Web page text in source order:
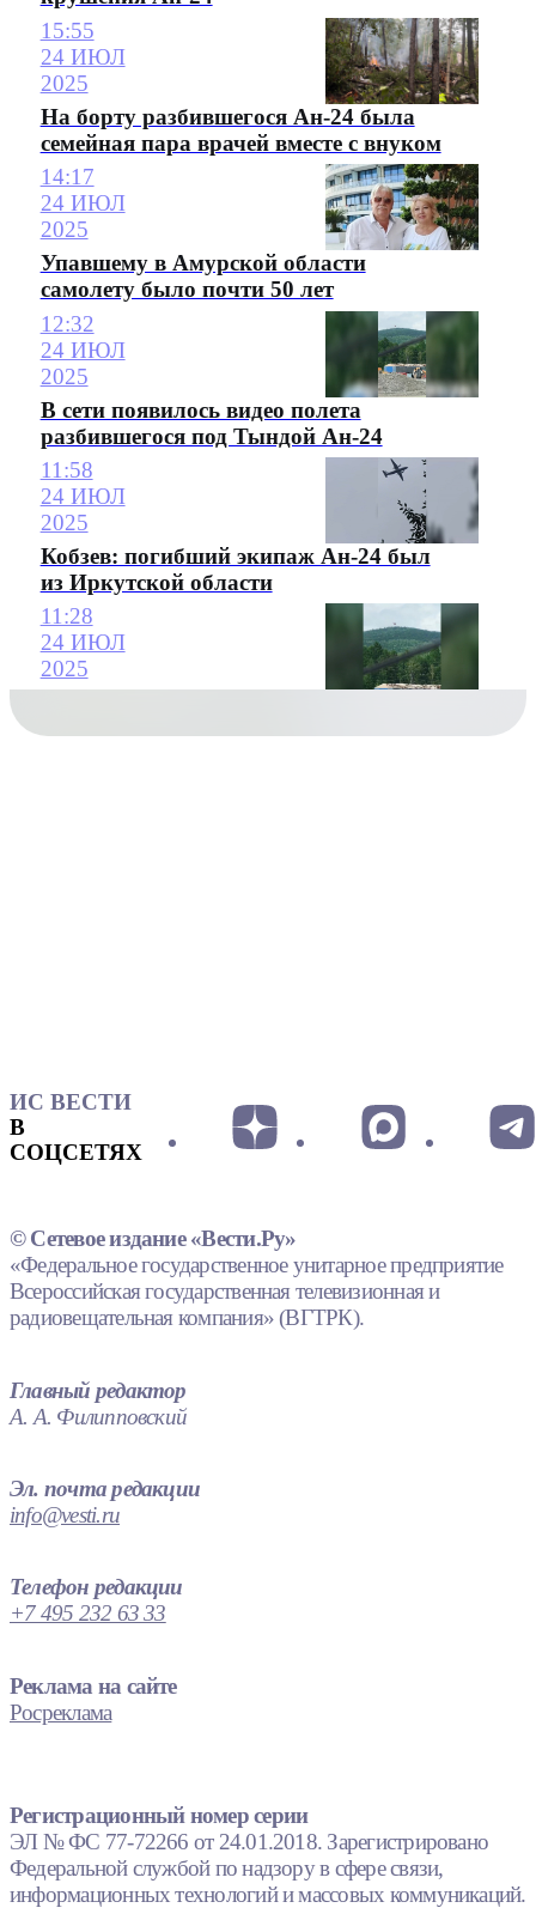
15:55
24 ИЮЛ
2025
На борту разбившегося Ан-24 была
семейная пара врачей вместе с внуком
14:17
24 ИЮЛ
2025
Упавшему в Амурской области
самолету было почти 50 лет
12:32
24 ИЮЛ
2025
В сети появилось видео полета
разбившегося под Тындой Ан-24
11:58
24 ИЮЛ
2025
Кобзев: погибший экипаж Ан-24 был
из Иркутской области
11:28
24 ИЮЛ
2025
ИС ВЕСТИ
В
СОЦСЕТЯХ
© Сетевое издание «Вести.Ру»
«Федеральное государственное унитарное предприятие
Всероссийская государственная телевизионная и
радиовещательная компания» (ВГТРК).
Главный редактор
А. А. Филипповский
Эл. почта редакции
info@vesti.ru
Телефон редакции
+7 495 232 63 33
Реклама на сайте
Росреклама
Регистрационный номер серии
ЭЛ № ФС 77-72266 от 24.01.2018. Зарегистрировано
Федеральной службой по надзору в сфере связи,
информационных технологий и массовых коммуникаций.